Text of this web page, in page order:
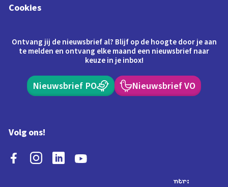
Cookies
Ontvang jij de nieuwsbrief al? Blijf op de hoogte door je aan
te melden en ontvang elke maand een nieuwsbrief naar
keuze in je inbox!
Nieuwsbrief PO Nieuwsbrief VO
Volg ons!